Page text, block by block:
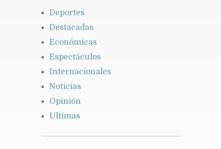
Deportes
Destacadas
Económicas
Espectáculos
Internacionales
Noticias
Opinión
Ultimas